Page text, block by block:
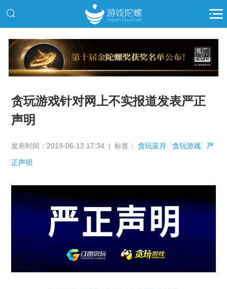
推广
贪玩游戏针对网上不实报道发表严正
声明
发布时间：2019-06-13 17:34 | 标签：贪玩蓝月 贪玩游戏 严
正声明